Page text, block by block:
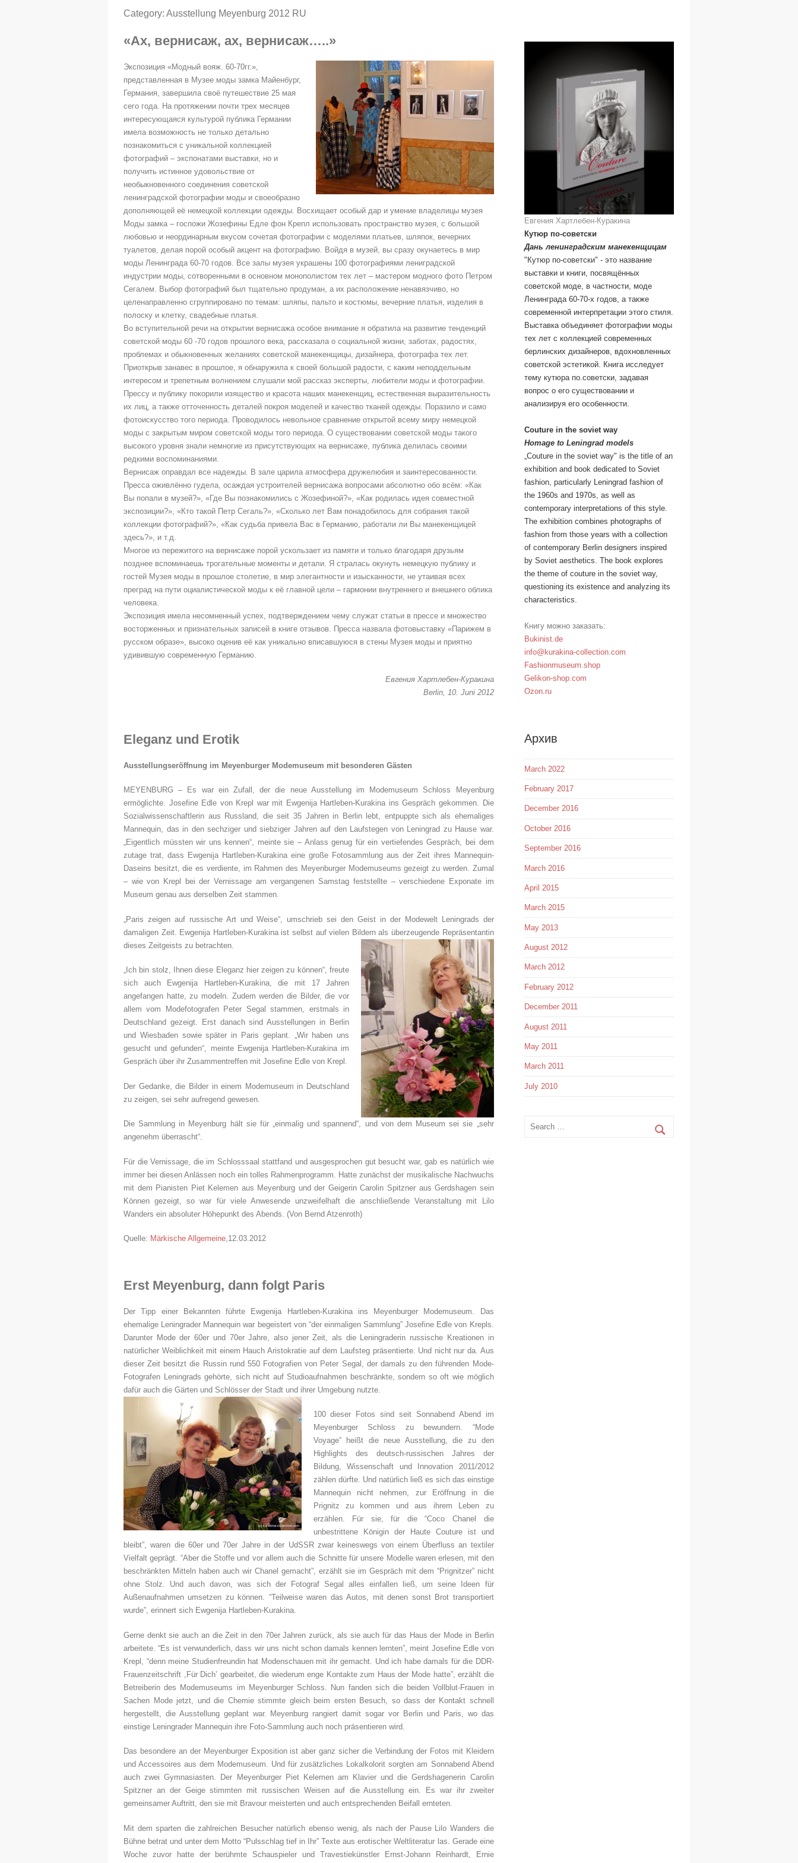
Category: Ausstellung Meyenburg 2012 RU
«Ах, вернисаж, ах, вернисаж…..»
Экспозиция «Модный вояж. 60-70гг.»,
представленная в Музее моды замка Майенбург,
Германия, завершила своё путешествие 25 мая
сего года. На протяжении почти трех месяцев
интересующаяся культурой публика Германии
имела возможность не только детально
познакомиться с уникальной коллекцией
фотографий – экспонатами выставки, но и
получить истинное удовольствие от
необыкновенного соединения советской
ленинградской фотографии моды и своеобразно
дополняющей её немецкой коллекции одежды. Восхищает особый дар и умение владелицы музея
Моды замка – госпожи Жозефины Едле фон Крепл использовать пространство музея, с большой
любовью и неординарным вкусом сочетая фотографии с моделями платьев, шляпок, вечерних
туалетов, делая порой особый акцент на фотографию. Войдя в музей, вы сразу окунаетесь в мир
моды Ленинграда 60-70 годов. Все залы музея украшены 100 фотографиями лениградской
индустрии моды, сотворенными в основном монополистом тех лет – мастером модного фото Петром
Сегалем. Выбор фотографий был тщательно продуман, а их расположение ненавязчиво, но
целенаправленно сгруппировано по темам: шляпы, пальто и костюмы, вечерние платья, изделия в
полоску и клетку, свадебные платья.
Во вступительной речи на открытии вернисажа особое внимание я обратила на развитие тенденций
советской моды 60 -70 годов прошлого века, рассказала о социальной жизни, заботах, радостях,
проблемах и обыкновенных желаниях советской манекенщицы, дизайнера, фотографа тех лет.
Приоткрыв занавес в прошлое, я обнаружила к своей большой радости, с каким неподдельным
интересом и трепетным волнением слушали мой рассказ эксперты, любители моды и фотографии.
Прессу и публику покорили изящество и красота наших манекенщиц, естественная выразительность
их лиц, а также отточенность деталей покроя моделей и качество тканей одежды. Поразило и само
фотоискусство того периода. Проводилось невольное сравнение открытой всему миру немецкой
моды с закрытым миром советской моды того периода. О существовании советской моды такого
высокого уровня знали немногие из присутствующих на вернисаже, публика делилась своими
редкими воспоминаниями.
Вернисаж оправдал все надежды. В зале царила атмосфера дружелюбия и заинтересованности.
Пресса оживлённо гудела, осаждая устроителей вернисажа вопросами абсолютно обо всём: «Как
Вы попали в музей?», «Где Вы познакомились с Жозефиной?», «Как родилась идея совместной
экспозиции?», «Кто такой Петр Сегаль?», «Сколько лет Вам понадобилось для собрания такой
коллекции фотографий?», «Как судьба привела Вас в Германию, работали ли Вы манекенщицей
здесь?», и т.д.
Многое из пережитого на вернисаже порой ускользает из памяти и только благодаря друзьям
позднее вспоминаешь трогательные моменты и детали. Я стралась окунуть немецкую публику и
гостей Музея моды в прошлое столетие, в мир элегантности и изысканности, не утаивая всех
преград на пути оциалистической моды к её главной цели – гармонии внутреннего и внешнего облика
человека.
Экспозиция имела несомненный успех, подтверждением чему служат статьи в прессе и множество
восторженных и признательных записей в книге отзывов. Пресса назвала фотовыставку «Парижем в
русском образе», высоко оценив её как уникально вписавшуюся в стены Музея моды и приятно
удивившую современную Германию.
Евгения Хартлебен-Курaкина
Berlin, 10. Juni 2012
Eleganz und Erotik
Ausstellungseröffnung im Meyenburger Modemuseum mit besonderen Gästen
MEYENBURG – Es war ein Zufall, der die neue Ausstellung im Modemuseum Schloss Meyenburg
ermöglichte. Josefine Edle von Krepl war mit Ewgenija Hartleben-Kurakina ins Gespräch gekommen. Die
Sozialwissenschaftlerin aus Russland, die seit 35 Jahren in Berlin lebt, entpuppte sich als ehemaliges
Mannequin, das in den sechziger und siebziger Jahren auf den Laufstegen von Leningrad zu Hause war.
„Eigentlich müssten wir uns kennen“, meinte sie – Anlass genug für ein vertiefendes Gespräch, bei dem
zutage trat, dass Ewgenija Hartleben-Kurakina eine große Fotosammlung aus der Zeit ihres Mannequin-
Daseins besitzt, die es verdiente, im Rahmen des Meyenburger Modemuseums gezeigt zu werden. Zumal
– wie von Krepl bei der Vernissage am vergangenen Samstag feststellte – verschiedene Exponate im
Museum genau aus derselben Zeit stammen.
„Paris zeigen auf russische Art und Weise“, umschrieb sei den Geist in der Modewelt Leningrads der
damaligen Zeit. Ewgenija Hartleben-Kurakina ist selbst auf vielen Bildern als überzeugende Repräsentantin
dieses Zeitgeists zu betrachten.
„Ich bin stolz, Ihnen diese Eleganz hier zeigen zu können“, freute
sich auch Ewgenija Hartleben-Kurakina, die mit 17 Jahren
angefangen hatte, zu modeln. Zudem werden die Bilder, die vor
allem vom Modefotografen Peter Segal stammen, erstmals in
Deutschland gezeigt. Erst danach sind Ausstellungen in Berlin
und Wiesbaden sowie später in Paris geplant. „Wir haben uns
gesucht und gefunden“, meinte Ewgenija Hartleben-Kurakina im
Gespräch über ihr Zusammentreffen mit Josefine Edle von Krepl.
Der Gedanke, die Bilder in einem Modemuseum in Deutschland
zu zeigen, sei sehr aufregend gewesen.
Die Sammlung in Meyenburg hält sie für „einmalig und spannend“, und von dem Museum sei sie „sehr
angenehm überrascht“.
Für die Vernissage, die im Schlosssaal stattfand und ausgesprochen gut besucht war, gab es natürlich wie
immer bei diesen Anlässen noch ein tolles Rahmenprogramm. Hatte zunächst der musikalische Nachwuchs
mit dem Pianisten Piet Kelemen aus Meyenburg und der Geigerin Carolin Spitzner aus Gerdshagen sein
Können gezeigt, so war für viele Anwesende unzweifelhaft die anschließende Veranstaltung mit Lilo
Wanders ein absoluter Höhepunkt des Abends. (Von Bernd Atzenroth)
Quelle: Märkische Allgemeine,12.03.2012
Erst Meyenburg, dann folgt Paris
Der Tipp einer Bekannten führte Ewgenija Hartleben-Kurakina ins Meyenburger Modemuseum. Das
ehemalige Leningrader Mannequin war begeistert von “der einmaligen Sammlung” Josefine Edle von Krepls.
Darunter Mode der 60er und 70er Jahre, also jener Zeit, als die Leningraderin russische Kreationen in
natürlicher Weiblichkeit mit einem Hauch Aristokratie auf dem Laufsteg präsentierte. Und nicht nur da. Aus
dieser Zeit besitzt die Russin rund 550 Fotografien von Peter Segal, der damals zu den führenden Mode-
Fotografen Leningrads gehörte, sich nicht auf Studioaufnahmen beschränkte, sondern so oft wie möglich
dafür auch die Gärten und Schlösser der Stadt und ihrer Umgebung nutzte.
100 dieser Fotos sind seit Sonnabend Abend im
Meyenburger Schloss zu bewundern. “Mode
Voyage” heißt die neue Ausstellung, die zu den
Highlights des deutsch-russischen Jahres der
Bildung, Wissenschaft und Innovation 2011/2012
zählen dürfte. Und natürlich ließ es sich das einstige
Mannequin nicht nehmen, zur Eröffnung in die
Prignitz zu kommen und aus ihrem Leben zu
erzählen. Für sie, für die “Coco Chanel die
unbestrittene Königin der Haute Couture ist und
bleibt”, waren die 60er und 70er Jahre in der UdSSR zwar keineswegs von einem Überfluss an textiler
Vielfalt geprägt. “Aber die Stoffe und vor allem auch die Schnitte für unsere Modelle waren erlesen, mit den
beschränkten Mitteln haben auch wir Chanel gemacht”, erzählt sie im Gespräch mit dem “Prignitzer” nicht
ohne Stolz. Und auch davon, was sich der Fotograf Segal alles einfallen ließ, um seine Ideen für
Außenaufnahmen umsetzen zu können. “Teilweise waren das Autos, mit denen sonst Brot transportiert
wurde”, erinnert sich Ewgenija Hartleben-Kurakina.
Gerne denkt sie auch an die Zeit in den 70er Jahren zurück, als sie auch für das Haus der Mode in Berlin
arbeitete. “Es ist verwunderlich, dass wir uns nicht schon damals kennen lernten”, meint Josefine Edle von
Krepl, “denn meine Studienfreundin hat Modenschauen mit ihr gemacht. Und ich habe damals für die DDR-
Frauenzeitschrift ,Für Dich’ gearbeitet, die wiederum enge Kontakte zum Haus der Mode hatte”, erzählt die
Betreiberin des Modemuseums im Meyenburger Schloss. Nun fanden sich die beiden Vollblut-Frauen in
Sachen Mode jetzt, und die Chemie stimmte gleich beim ersten Besuch, so dass der Kontakt schnell
hergestellt, die Ausstellung geplant war. Meyenburg rangiert damit sogar vor Berlin und Paris, wo das
einstige Leningrader Mannequin ihre Foto-Sammlung auch noch präsentieren wird.
Das besondere an der Meyenburger Exposition ist aber ganz sicher die Verbindung der Fotos mit Kleidern
und Accessoires aus dem Modemuseum. Und für zusätzliches Lokalkolorit sorgten am Sonnabend Abend
auch zwei Gymnasiasten. Der Meyenburger Piet Kelemen am Klavier und die Gerdshagenerin Carolin
Spitzner an der Geige stimmten mit russischen Weisen auf die Ausstellung ein. Es war ihr zweiter
gemeinsamer Auftritt, den sie mit Bravour meisterten und auch entsprechenden Beifall ernteten.
Mit dem sparten die zahlreichen Besucher natürlich ebenso wenig, als nach der Pause Lilo Wanders die
Bühne betrat und unter dem Motto “Pulsschlag tief in Ihr” Texte aus erotischer Weltliteratur las. Gerade eine
Woche zuvor hatte der berühmte Schauspieler und Travestiekünstler Ernst-Johann Reinhardt, Ernie
Евгения Хартлебен-Куракина
Кутюр по-советски
Дань ленинградским манекенщицам
"Кутюр по-советски" - это название
выставки и книги, посвящённых
советской моде, в частности, моде
Ленинграда 60-70-х годов, а также
современной интерпретации этого стиля.
Выставка объединяет фотографии моды
тех лет с коллекцией современных
берлинских дизайнеров, вдохновленных
советской эстетикой. Книга исследует
тему кутюра по.советски, задавая
вопрос о его существовании и
анализируя его особенности.
Couture in the soviet way
Homage to Leningrad models
„Couture in the soviet way" is the title of an
exhibition and book dedicated to Soviet
fashion, particularly Leningrad fashion of
the 1960s and 1970s, as well as
contemporary interpretations of this style.
The exhibition combines photographs of
fashion from those years with a collection
of contemporary Berlin designers inspired
by Soviet aesthetics. The book explores
the theme of couture in the soviet way,
questioning its existence and analyzing its
characteristics.
Книгу можно заказать:
Bukinist.de
info@kurakina-collection.com
Fashionmuseum.shop
Gelikon-shop.com
Ozon.ru
Aрхив
March 2022
February 2017
December 2016
October 2016
September 2016
March 2016
April 2015
March 2015
May 2013
August 2012
March 2012
February 2012
December 2011
August 2011
May 2011
March 2011
July 2010